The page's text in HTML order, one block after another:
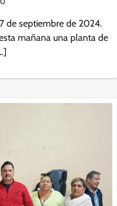
de septiembre de 2024.
mañana una planta de